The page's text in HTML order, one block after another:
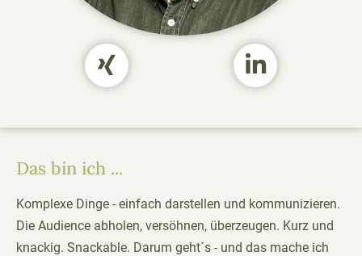
Das bin ich ...
Komplexe Dinge - einfach darstellen und kommunizieren.
Die Audience abholen, versöhnen, überzeugen. Kurz und
knackig. Snackable. Darum geht´s - und das mache ich